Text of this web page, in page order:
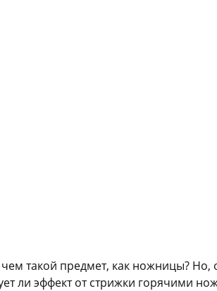
такой предмет, как ножницы? Но,
ли эффект от стрижки горячими